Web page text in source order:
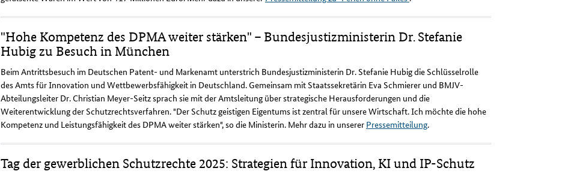
"Hohe Kompetenz des DPMA weiter stärken" – Bundesjustizministerin Dr. Stefanie
Hubig zu Besuch in München
Beim Antrittsbesuch im Deutschen Patent- und Markenamt unterstrich Bundesjustizministerin Dr. Stefanie Hubig die Schlüsselrolle
des Amts für Innovation und Wettbewerbsfähigkeit in Deutschland. Gemeinsam mit Staatssekretärin Eva Schmierer und BMJV-
Abteilungsleiter Dr. Christian Meyer-Seitz sprach sie mit der Amtsleitung über strategische Herausforderungen und die
Weiterentwicklung der Schutzrechtsverfahren. "Der Schutz geistigen Eigentums ist zentral für unsere Wirtschaft. Ich möchte die hohe
Kompetenz und Leistungsfähigkeit des DPMA weiter stärken", so die Ministerin. Mehr dazu in unserer Pressemitteilung.
Tag der gewerblichen Schutzrechte 2025: Strategien für Innovation, KI und IP-Schutz